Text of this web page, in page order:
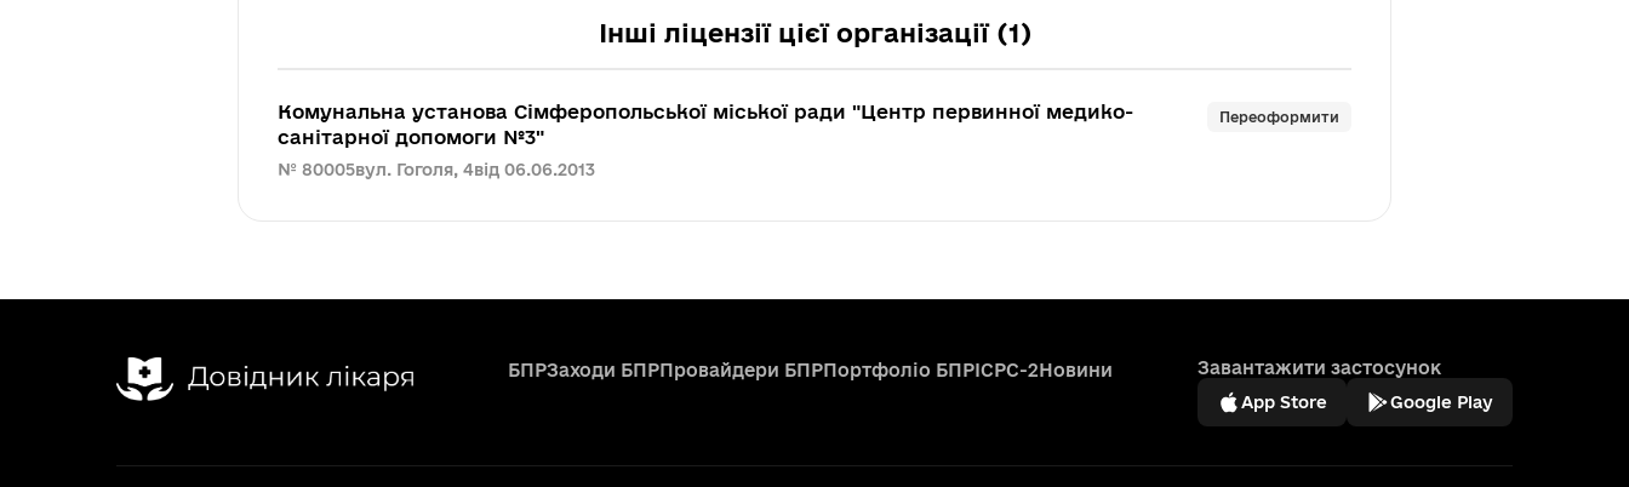
Інші ліцензії цієї організації (1)
Комунальна установа Сімферопольської міської ради "Центр первинної медико-
санітарної допомоги №3"
№ 80005вул. Гоголя, 4від 06.06.2013
Переоформити
БПРЗаходи БПРПровайдери БПРПортфоліо БПРICPC-2Новини Завантажити застосунок
App Store Google Play